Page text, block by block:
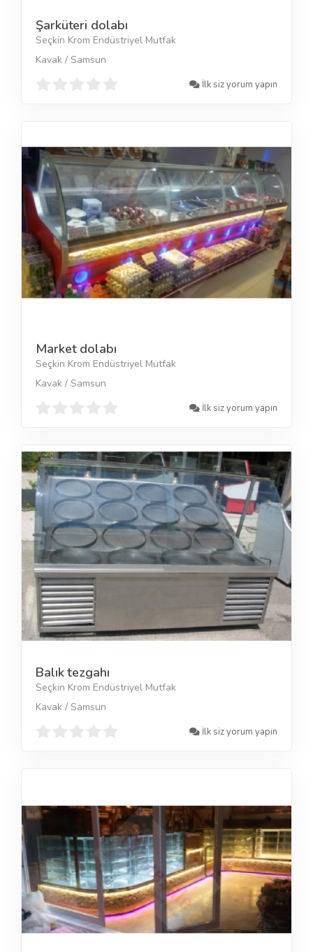
Şarküteri dolabı
Seçkin Krom Endüstriyel Mutfak
Kavak / Samsun
İlk siz yorum yapın
Market dolabı
Seçkin Krom Endüstriyel Mutfak
Kavak / Samsun
İlk siz yorum yapın
Balık tezgahı
Seçkin Krom Endüstriyel Mutfak
Kavak / Samsun
İlk siz yorum yapın